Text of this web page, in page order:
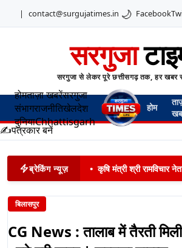
| contact@surgujatimes.in 🌙 Facebook
सरगुजा
सरगुजा से लेकर पूरे छत्तीसगढ़ तक, हर खबर
होमताज़ा खबरेंसरगुजा
संभागराजनीतिखेलदेश
दुनियाChhattisgarh
होम
✍️पत्रकार बनें
ब्रेकिंग न्यूज़ • कृषि मंत्री श्री रामविचार
बिलासपुर
CG News : तालाब में तैरती